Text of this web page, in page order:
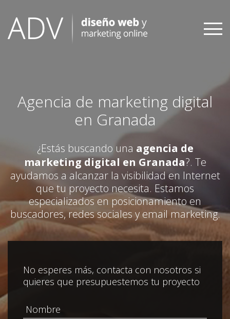
content
Agencia de marketing digital
en Granada
¿Estás buscando una agencia de
marketing digital en Granada?. Te
ayudamos a alcanzar la visibilidad en Internet
que tu proyecto necesita. Estamos
especializados en posicionamiento en
buscadores, redes sociales y email marketing.
No esperes más, contacta con nosotros si
quieres que presupuestemos tu proyecto